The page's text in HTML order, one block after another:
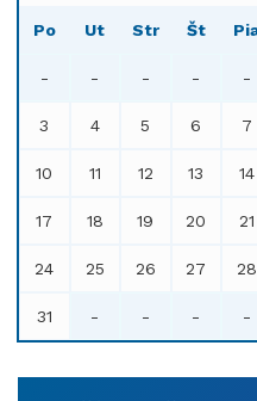
Po Ut Str Št
- - - - -
3 4 5 6 7
10 11 12 13 14
17 18 19 20 21
24 25 26 27 28
31 - - - -